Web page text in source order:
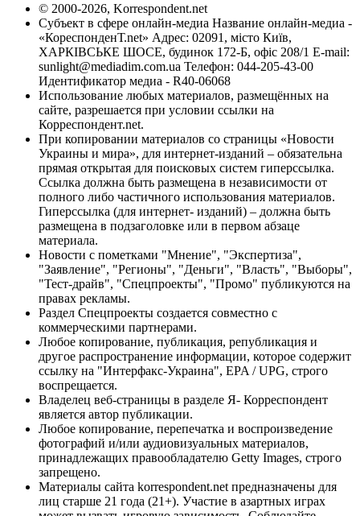
© 2000-2026, Korrespondent.net
Субъект в сфере онлайн-медиа Название онлайн-медиа -
«КореспонденТ.net» Адрес: 02091, місто Київ,
ХАРКІВСЬКЕ ШОСЕ, будинок 172-Б, офіс 208/1 E-mail:
sunlight@mediadim.com.ua Телефон: 044-205-43-00
Идентификатор медиа - R40-06068
Использование любых материалов, размещённых на
сайте, разрешается при условии ссылки на
Корреспондент.net.
При копировании материалов со страницы «Новости
Украины и мира», для интернет-изданий – обязательна
прямая открытая для поисковых систем гиперссылка.
Ссылка должна быть размещена в независимости от
полного либо частичного использования материалов.
Гиперссылка (для интернет- изданий) – должна быть
размещена в подзаголовке или в первом абзаце
материала.
Новости с пометками "Мнение", "Экспертиза",
"Заявление", "Регионы", "Деньги", "Власть", "Выборы",
"Тест-драйв", "Спецпроекты", "Промо" публикуются на
правах рекламы.
Раздел Спецпроекты создается совместно с
коммерческими партнерами.
Любое копирование, публикация, републикация и
другое распространение информации, которое содержит
ссылку на "Интерфакс-Украина", EPA / UPG, строго
воспрещается.
Владелец веб-страницы в разделе Я- Корреспондент
является автор публикации.
Любое копирование, перепечатка и воспроизведение
фотографий и/или аудиовизуальных материалов,
принадлежащих правообладателю Getty Images, строго
запрещено.
Материалы сайта korrespondent.net предназначены для
лиц старше 21 года (21+). Участие в азартных играх